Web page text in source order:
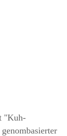
Kuh-